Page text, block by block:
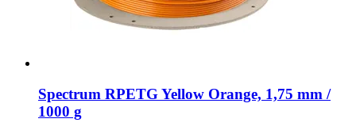
Spectrum RPETG Yellow Orange, 1,75 mm /
1000 g